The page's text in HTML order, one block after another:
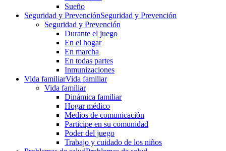
Sueño
Seguridad y PrevenciónSeguridad y Prevención
Seguridad y Prevención
Durante el juego
En el hogar
En marcha
En todas partes
Inmunizaciones
Vida familiarVida familiar
Vida familiar
Dinámica familiar
Hogar médico
Medios de comunicación
Participe en su comunidad
Poder del juego
Trabajo y cuidado de los niños